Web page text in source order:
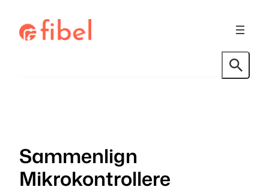
innhold
Sammenlign
Mikrokontrollere